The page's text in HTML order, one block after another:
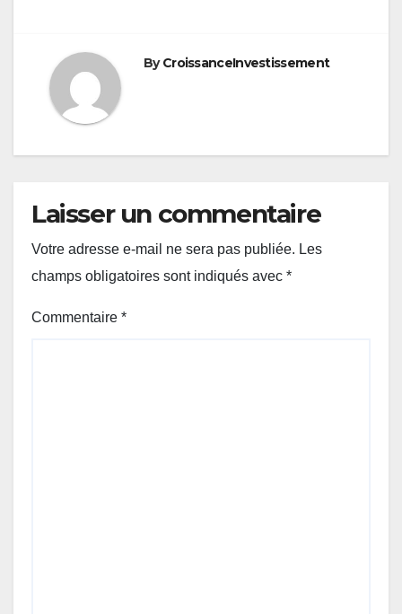
ByCroissanceInvestissement
Laisser un commentaire
Votre adresse e-mail ne sera pas publiée. Les
champs obligatoires sont indiqués avec *
Commentaire *